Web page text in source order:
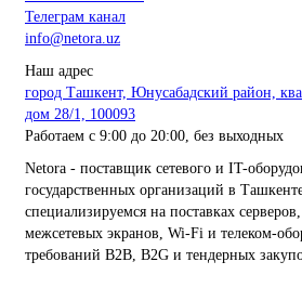
Телеграм канал
info@netora.uz
Наш адрес
город Ташкент, Юнусабадский район,
дом 28/1, 100093
Работаем с 9:00 до 20:00, без выходных
Netora - поставщик сетевого и IT-
государственных организаций в
специализируемся на поставках
межсетевых экранов, Wi-Fi и телеком-
требований B2B, B2G и тендерных